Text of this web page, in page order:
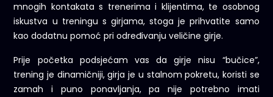
mnogih kontakata s trenerima i klijentima, te osobnog
iskustva u treningu s girjama, stoga je prihvatite samo
kao dodatnu pomoć pri određivanju veličine girje.
Prije početka podsjećam vas da girje nisu “bučice”,
trening je dinamičniji, girja je u stalnom pokretu, koristi se
zamah i puno ponavljanja, pa nije potrebno imati